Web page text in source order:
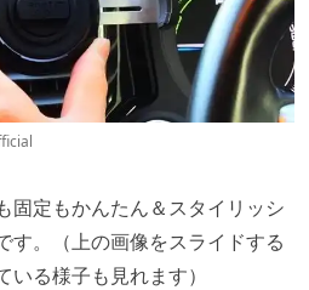
固定もかんたん＆スタイリッシ
す。（上の画像をスライドする
る様子も見れます）